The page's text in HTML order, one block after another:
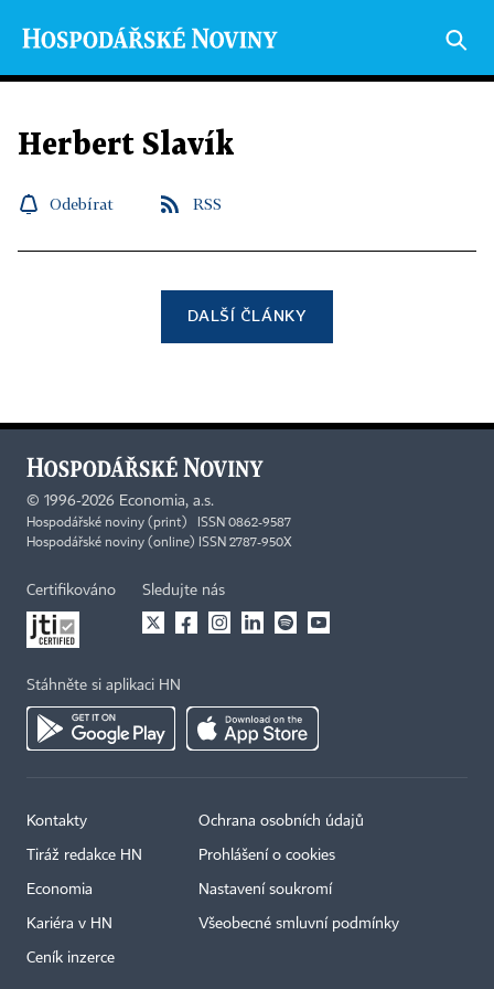
Herbert Slavík
Odebírat RSS
DALŠÍ ČLÁNKY
© 1996-2026 Economia, a.s.
Hospodářské noviny (print) ISSN 0862-9587
Hospodářské noviny (online) ISSN 2787-950X
Certifikováno Sledujte nás
Stáhněte si aplikaci HN
Kontakty
Tiráž redakce HN
Economia
Kariéra v HN
Ceník inzerce
Ochrana osobních údajů
Prohlášení o cookies
Nastavení soukromí
Všeobecné smluvní podmínky